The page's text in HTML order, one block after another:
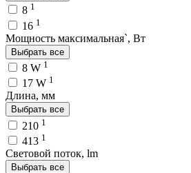
8 1
16 1
Мощность максимальная`, Вт
Выбрать все
8 W 1
17 W 1
Длина, мм
Выбрать все
210 1
413 1
Световой поток, lm
Выбрать все